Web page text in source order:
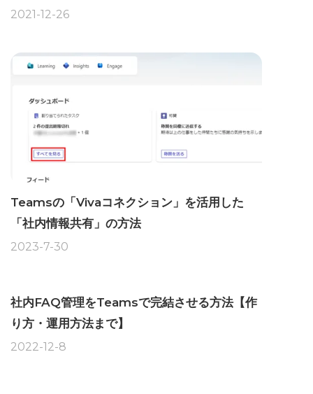
2021-12-26
Teamsの「Vivaコネクション」を活用した
「社内情報共有」の方法
2023-7-30
社内FAQ管理をTeamsで完結させる方法【作
り方・運用方法まで】
2022-12-8